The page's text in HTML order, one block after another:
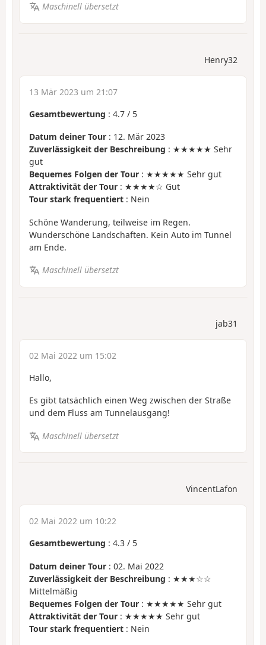
Maschinell übersetzt
Henry32
13 Mär 2023 um 21:07
Gesamtbewertung : 4.7 / 5
Datum deiner Tour : 12. Mär 2023
Zuverlässigkeit der Beschreibung : ★★★★★ Sehr
gut
Bequemes Folgen der Tour : ★★★★★ Sehr gut
Attraktivität der Tour : ★★★★☆ Gut
Tour stark frequentiert : Nein
Schöne Wanderung, teilweise im Regen.
Wunderschöne Landschaften. Kein Auto im Tunnel
am Ende.
Maschinell übersetzt
jab31
02 Mai 2022 um 15:02
Hallo,
Es gibt tatsächlich einen Weg zwischen der Straße
und dem Fluss am Tunnelausgang!
Maschinell übersetzt
VincentLafon
02 Mai 2022 um 10:22
Gesamtbewertung : 4.3 / 5
Datum deiner Tour : 02. Mai 2022
Zuverlässigkeit der Beschreibung : ★★★☆☆
Mittelmäßig
Bequemes Folgen der Tour : ★★★★★ Sehr gut
Attraktivität der Tour : ★★★★★ Sehr gut
Tour stark frequentiert : Nein